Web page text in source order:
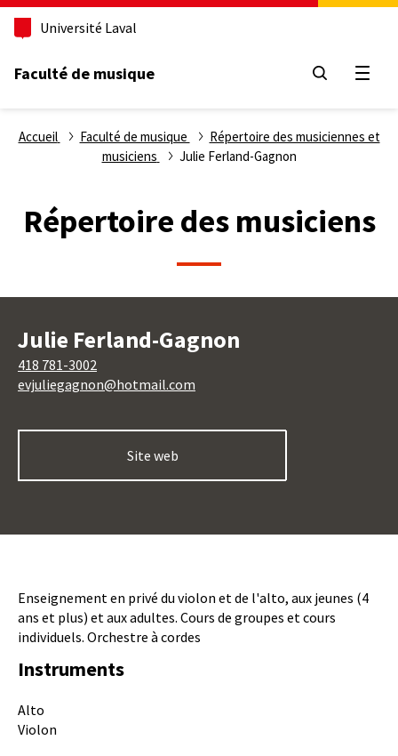
Aller
principal
Université Laval
Faculté de musique
Fil
Accueil Faculté de musique
Répertoire des musiciennes et
musiciens
Julie Ferland-Gagnon
Répertoire des musiciens
Julie Ferland-Gagnon
418 781-3002
evjuliegagnon@hotmail.com
Site web
Description
Enseignement en privé du violon et de l'alto, aux jeunes (4
ans et plus) et aux adultes. Cours de groupes et cours
individuels. Orchestre à cordes
Instruments
Instruments
Alto
Violon